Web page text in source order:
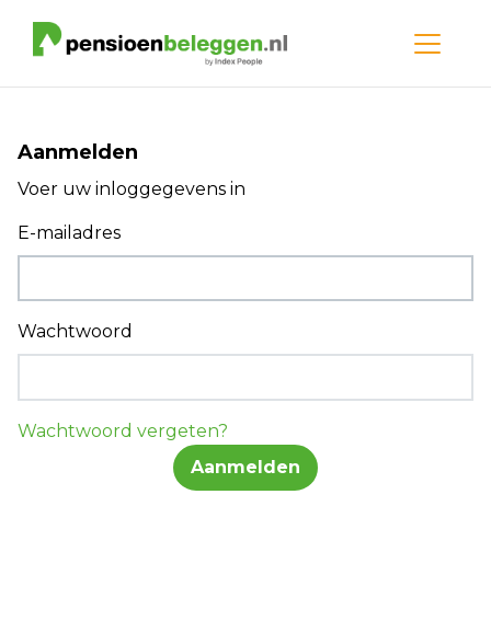
Aanmelden
Voer uw inloggegevens in
E-mailadres
Wachtwoord
Wachtwoord vergeten?
Aanmelden